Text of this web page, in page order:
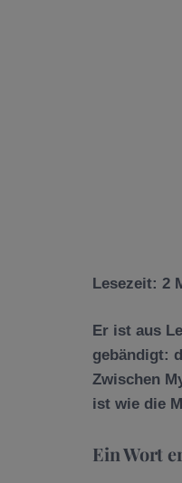
Lesezeit: 2
Er ist aus
gebändigt:
Zwischen
ist wie die
Ein Wort